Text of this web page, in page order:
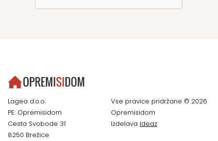
Lagea d.o.o.
PE: Opremisidom
Cesta Svobode 31
8250 Brežice
Vse pravice pridržane © 2026
Opremisidom
Izdelava Ideaz